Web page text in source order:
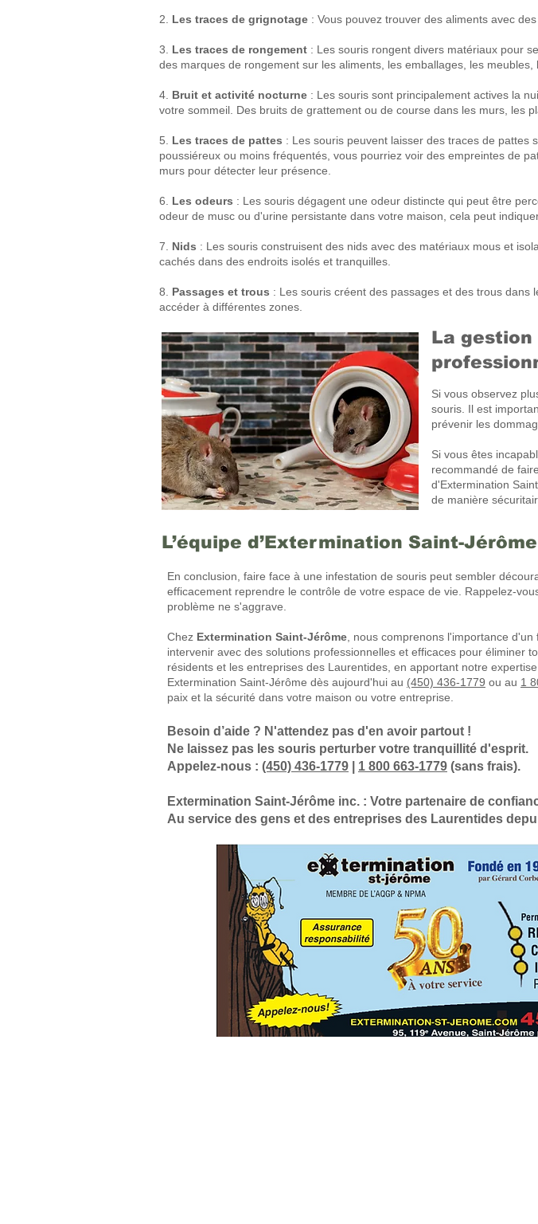
2. Les traces de grignotage : Vous pouvez trouver des aliments avec
3. Les traces de rongement : Les souris rongent divers matériaux pour
des marques de rongement sur les aliments, les emballages, les meubles,
4. Bruit et activité nocturne : Les souris sont principalement actives la
votre sommeil. Des bruits de grattement ou de course dans les murs, les
5. Les traces de pattes : Les souris peuvent laisser des traces de pattes
poussiéreux ou moins fréquentés, vous pourriez voir des empreintes de
murs pour détecter leur présence.
6. Les odeurs : Les souris dégagent une odeur distincte qui peut être
odeur de musc ou d'urine persistante dans votre maison, cela peut
7. Nids : Les souris construisent des nids avec des matériaux mous et
cachés dans des endroits isolés et tranquilles.
8. Passages et trous : Les souris créent des passages et des trous
accéder à différentes zones.
Si vous observez
souris. Il est
prévenir les
Si vous êtes
recommandé de
d'Extermination
de manière
La gestion
L’équipe d’Extermination Saint-
En conclusion, faire face à une infestation de souris peut sembler
efficacement reprendre le contrôle de votre espace de vie. Rappelez-
problème ne s'aggrave.
Chez Extermination Saint-Jérôme , nous comprenons l'importance
intervenir avec des solutions professionnelles et efficaces pour éliminer
résidents et les entreprises des Laurentides, en apportant notre
Extermination Saint-Jérôme dès aujourd'hui au (450) 436-1779 ou au 1
paix et la sécurité dans votre maison ou votre entreprise.
Besoin d’aide ? N'attendez pas d'en avoir partout !
Ne laissez pas les souris perturber votre tranquillité d'esprit.
Appelez-nous : (450) 436-1779 1 800 663-1779 (sans frais).
Extermination Saint-Jérôme inc. : Votre partenaire de
Au service des gens et des entreprises des Laurentides